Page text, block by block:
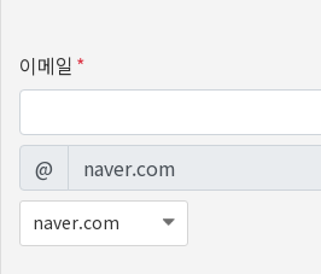
이메일 *
@